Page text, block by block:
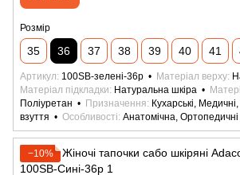
Розмір
35 36 37 38 39 40 41
Артикул 100SB-зелені-36р Матеріал верху
Матеріал підкладки
Натуральна шкіра
Поліуретан
Призначення
Кухарські,
взуття
Особливості Анатомічна, Ортопедичні
−10%